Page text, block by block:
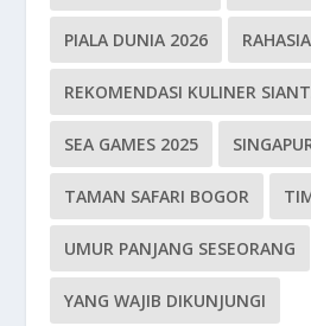
PIALA DUNIA 2026
REKOMENDASI KULINER
SEA GAMES 2025
TAMAN SAFARI BOGOR
UMUR PANJANG SESEORANG
YANG WAJIB DIKUNJUNGI